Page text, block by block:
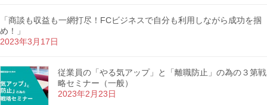
「商談も収益も一網打尽！FCビジネスで自分も利用しながら成功を掴
め！」
2023年3月17日
従業員の「やる気アップ」と「離職防止」の為の３第戦
略セミナー（一般）
2023年2月23日